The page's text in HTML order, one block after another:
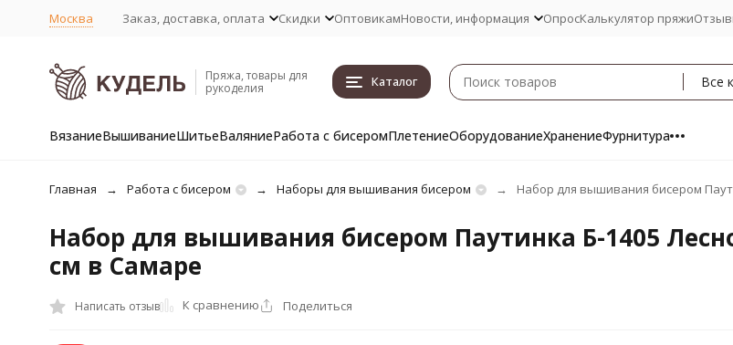
Москва Заказ, доставка, оплата Скидки ОптовикамНовости, информация ОпросКалькулятор пряжи
Пряжа, товары для
рукоделия
Каталог Все
ВязаниеВышиваниеШитьеВаляниеРабота с бисеромПлетениеОборудованиеХранениеФурнитура
Главная Работа с бисером Наборы для вышивания бисером Набор для вышивания бисером
Набор для вышивания бисером Паутинка Б-1405
см в Самаре
Написать отзыв К сравнению Поделиться